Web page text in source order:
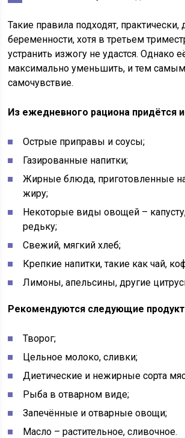
Такие правила подходят, практически,
беременности, хотя в третьем
устранить изжогу не удастся. Однако
максимально уменьшить, и тем самым
самочувствие.
Из ежедневного рациона придётся
Острые приправы и соусы;
Газированные напитки;
Жирные блюда, приготовленные
жиру;
Некоторые виды овощей –
редьку;
Свежий, мягкий хлеб;
Крепкие напитки, такие как чай,
Лимоны, апельсины, другие
Рекомендуются следующие
Творог;
Цельное молоко, сливки;
Диетические и нежирные сорта
Рыба в отварном виде;
Запечённые и отварные овощи;
Масло – растительное, сливочное.